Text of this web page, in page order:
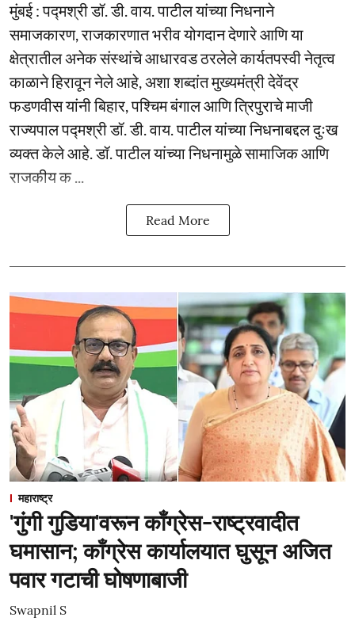
मुंबई : पद्मश्री डॉ. डी. वाय. पाटील यांच्या निधनाने
समाजकारण, राजकारणात भरीव योगदान देणारे आणि या
क्षेत्रातील अनेक संस्थांचे आधारवड ठरलेले कार्यतपस्वी नेतृत्व
काळाने हिरावून नेले आहे, अशा शब्दांत मुख्यमंत्री देवेंद्र
फडणवीस यांनी बिहार, पश्चिम बंगाल आणि त्रिपुराचे माजी
राज्यपाल पद्मश्री डॉ. डी. वाय. पाटील यांच्या निधनाबद्दल दुःख
व्यक्त केले आहे. डॉ. पाटील यांच्या निधनामुळे सामाजिक आणि
राजकीय क ...
Read More
महाराष्ट्र
'गुंगी गुडिया'वरून काँग्रेस-राष्ट्रवादीत
घमासान; काँग्रेस कार्यालयात घुसून अजित
पवार गटाची घोषणाबाजी
Swapnil S